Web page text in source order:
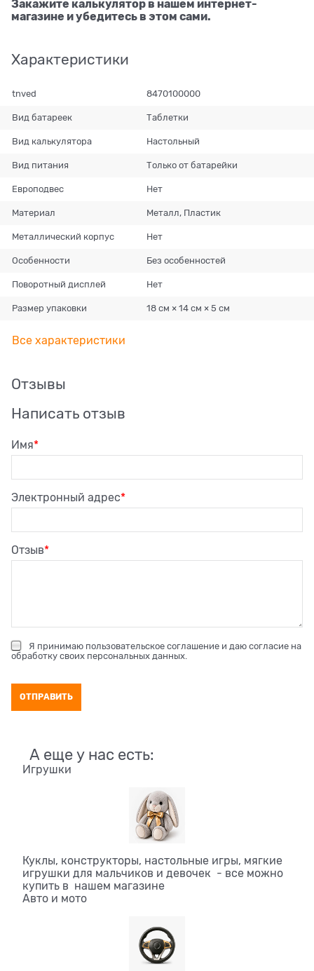
Закажите калькулятор в нашем интернет-
магазине и убедитесь в этом сами.
Характеристики
tnved 8470100000
Вид батареек Таблетки
Вид калькулятора Настольный
Вид питания Только от батарейки
Европодвес Нет
Материал Металл, Пластик
Металлический корпус Нет
Особенности Без особенностей
Поворотный дисплей Нет
Размер упаковки 18 см × 14 см × 5 см
Все характеристики
Отзывы
Написать отзыв
Имя
Электронный адрес
Отзыв
Я принимаю пользовательское соглашение и даю согласие на
обработку своих персональных данных
А еще у нас есть:
Игрушки
Куклы, конструкторы, настольные игры, мягкие
игрушки для мальчиков и девочек - все можно
купить в нашем магазине
Авто и мото